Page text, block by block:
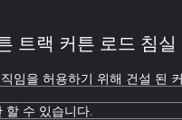
트랙 커튼 로드 침실
임을 허용하기 위해 건설 된
할 수 있습니다.